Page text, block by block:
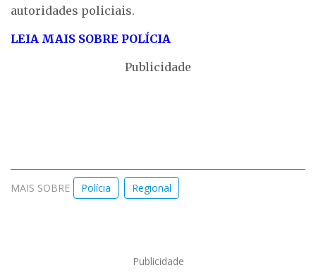
autoridades policiais.
LEIA MAIS SOBRE POLÍCIA
Publicidade
MAIS SOBRE Polícia Regional
Publicidade